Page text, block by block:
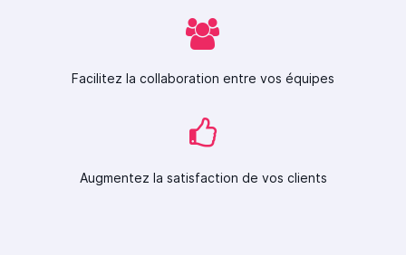
Facilitez la collaboration entre vos équipes
Augmentez la satisfaction de vos clients